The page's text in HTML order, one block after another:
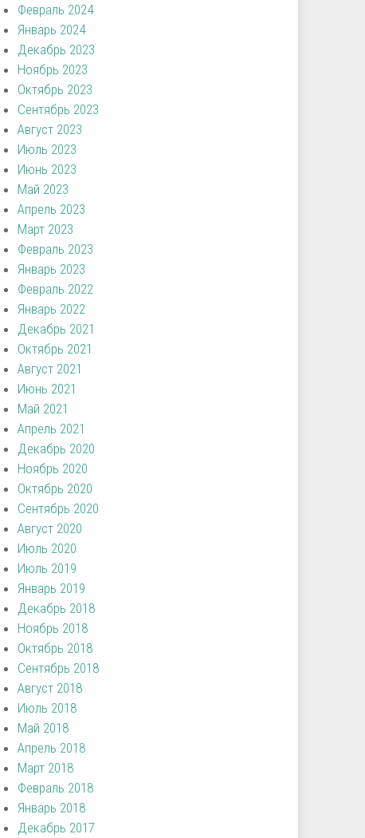
Февраль 2024
Январь 2024
Декабрь 2023
Ноябрь 2023
Октябрь 2023
Сентябрь 2023
Август 2023
Июль 2023
Июнь 2023
Май 2023
Апрель 2023
Март 2023
Февраль 2023
Январь 2023
Февраль 2022
Январь 2022
Декабрь 2021
Октябрь 2021
Август 2021
Июнь 2021
Май 2021
Апрель 2021
Декабрь 2020
Ноябрь 2020
Октябрь 2020
Сентябрь 2020
Август 2020
Июль 2020
Июль 2019
Январь 2019
Декабрь 2018
Ноябрь 2018
Октябрь 2018
Сентябрь 2018
Август 2018
Июль 2018
Май 2018
Апрель 2018
Март 2018
Февраль 2018
Январь 2018
Декабрь 2017